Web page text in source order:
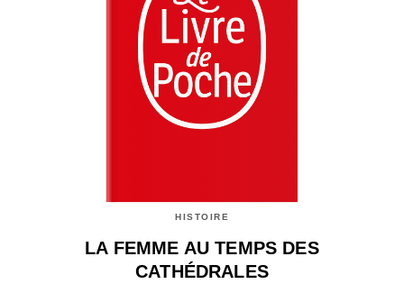
HISTOIRE
LA FEMME AU TEMPS DES
CATHÉDRALES